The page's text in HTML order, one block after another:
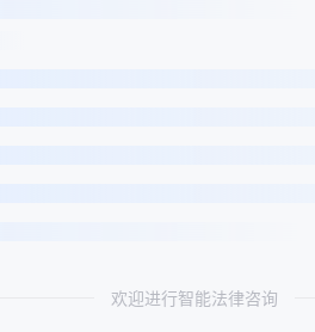
欢迎进行智能法律咨询